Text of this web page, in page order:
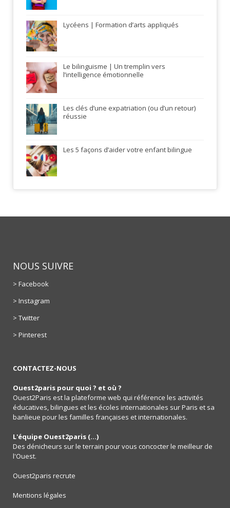
Lycéens | Formation d’arts appliqués
Le bilinguisme | Un tremplin vers
l’intelligence émotionnelle
Les clés d’une expatriation (ou d’un retour)
réussie
Les 5 façons d’aider votre enfant bilingue
NOUS SUIVRE
> Facebook
> Instagram
> Twitter
> Pinterest
CONTACTEZ-NOUS
Ouest2paris pour quoi ? et où ?
Ouest2Paris est la plateforme web qui référence les activités
éducatives, bilingues et les écoles internationales sur Paris et sa
banlieue pour les familles françaises et internationales.
L'équipe Ouest2paris (...)
Des dénicheurs sur le terrain pour vous concocter le meilleur de
l'Ouest.
Ouest2paris recrute
Mentions légales